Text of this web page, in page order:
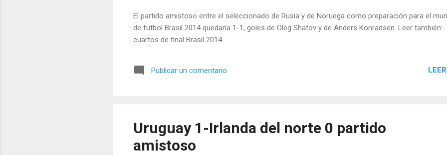
El partido amistoso entre el seleccionado de Rusia y de Noruega como preparación para el
de futbol Brasil 2014 quedaría 1-1, goles de Oleg Shatov y de Anders Konradsen. Leer también:
cuartos de final Brasil 2014
Publicar un comentario
Uruguay 1-Irlanda del norte 0 partido
amistoso